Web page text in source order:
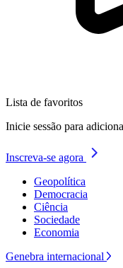
Lista de favoritos
Inicie sessão para
Inscreva-se agora
Geopolítica
Democracia
Ciência
Sociedade
Economia
Genebra internacional